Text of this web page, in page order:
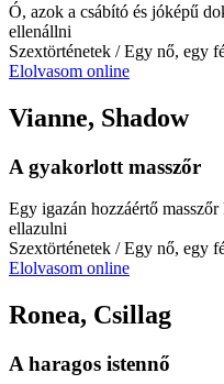
Ó, azok a csábító és jóképű
ellenállni
Szextörténetek / Egy nő, egy
Elolvasom online
Vianne, Shadow
A gyakorlott masszőr
Egy igazán hozzáértő
ellazulni
Szextörténetek / Egy nő, egy
Elolvasom online
Ronea, Csillag
A haragos istennő